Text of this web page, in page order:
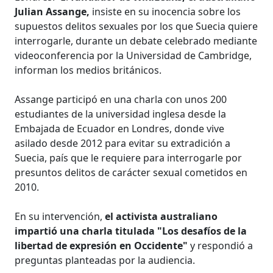
Julian Assange, insiste en su inocencia sobre los
supuestos delitos sexuales por los que Suecia quiere
interrogarle, durante un debate celebrado mediante
videoconferencia por la Universidad de Cambridge,
informan los medios británicos.
Assange participó en una charla con unos 200
estudiantes de la universidad inglesa desde la
Embajada de Ecuador en Londres, donde vive
asilado desde 2012 para evitar su extradición a
Suecia, país que le requiere para interrogarle por
presuntos delitos de carácter sexual cometidos en
2010.
En su intervención,el activista australiano
impartió una charla titulada "Los desafíos de la
libertad de expresión en Occidente"y respondió a
preguntas planteadas por la audiencia.